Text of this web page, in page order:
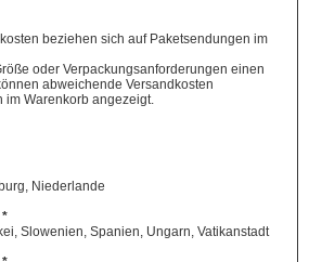
beziehen sich auf Paketsendungen im
oder Verpackungsanforderungen einen
abweichende Versandkosten
im Warenkorb angezeigt.
Niederlande
*
Slowenien, Spanien, Ungarn, Vatikanstadt